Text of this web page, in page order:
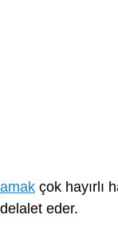
çok hayırlı
eder.